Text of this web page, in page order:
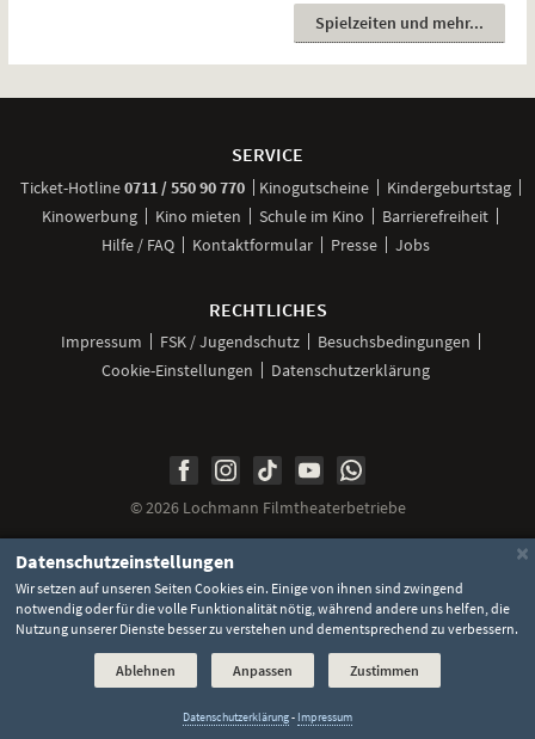
Spielzeiten und mehr
SERVICE
Ticket-Hotline0711 / 550 90 770anrufen
Kinogutscheine
Kindergeburtstag
Kinowerbung
Kino mieten Schule im Kino
Barrierefreiheit
Hilfe / FAQ
Kontaktformular Presse Jobs
RECHTLICHES
Impressum FSK / Jugendschutz
Besuchsbedingungen
Cookie-Einstellungen
Datenschutzerklärung
Unsere
Seite
Facebook
Unsere
Seite
Instagram
Unsere
Seite
bei
TikTok
Unser
Kanal
YouTube
Unser
Kanal
bei
WhatsApp
©2026 Lochmann Filmtheaterbetriebe
×
Datenschutzeinstellungen
Wir setzen auf unseren Seiten Cookies ein. Einige von ihnen sind zwingend
notwendig oder für die volle Funktionalität nötig, während andere uns helfen, die
Nutzung unserer Dienste besser zu verstehen und dementsprechend zu verbessern.
Ablehnen Anpassen Zustimmen
Datenschutzerklärung- Impressum